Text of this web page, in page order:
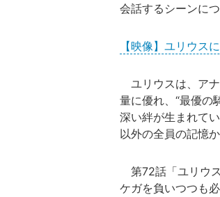
会話するシーンに
【映像】ユリウス
ユリウスは、ア
量に優れ、“最優の
深い絆が生まれて
以外の全員の記憶
第72話「ユリウ
ケガを負いつつも